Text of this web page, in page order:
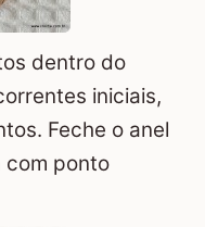
dentro do
iniciais,
Feche o anel
com ponto